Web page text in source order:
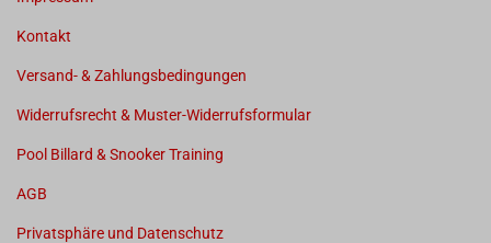
Kontakt
Versand- & Zahlungsbedingungen
Widerrufsrecht & Muster-Widerrufsformular
Pool Billard & Snooker Training
AGB
Privatsphäre und Datenschutz